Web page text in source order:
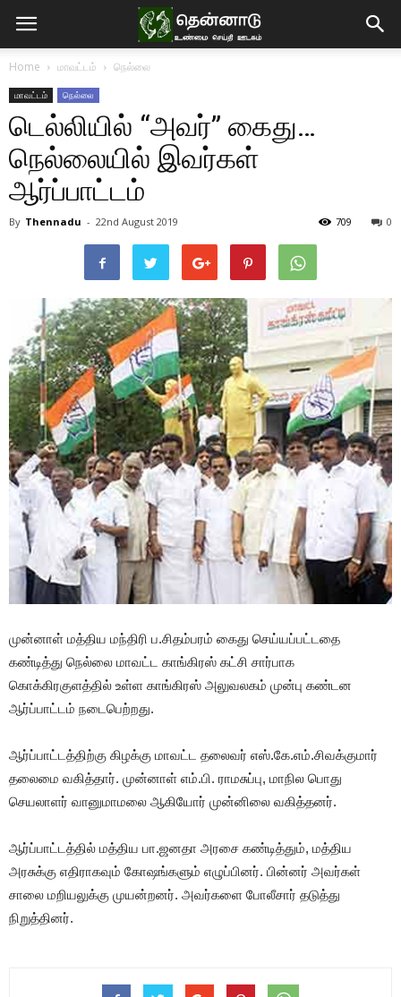
Home மாவட்டம் நெல்லை
மாவட்டம் நெல்லை
டெல்லியில் “அவர்” கைது…
நெல்லையில் இவர்கள்
ஆர்ப்பாட்டம்
By Thennadu - 22nd August 2019 0
709
முன்னாள் மத்திய மந்திரி ப.சிதம்பரம் கைது செய்யப்பட்டதை
கண்டித்து நெல்லை மாவட்ட காங்கிரஸ் கட்சி சார்பாக
கொக்கிரகுளத்தில் உள்ள காங்கிரஸ் அலுவலகம் முன்பு கண்டன
ஆர்ப்பாட்டம் நடைபெற்றது.
ஆர்ப்பாட்டத்திற்கு கிழக்கு மாவட்ட தலைவர் எஸ்.கே.எம்.சிவக்குமார்
தலைமை வகித்தார். முன்னாள் எம்.பி. ராமசுப்பு, மாநில பொது
செயலாளர் வானுமாமலை ஆகியோர் முன்னிலை வகித்தனர்.
ஆர்ப்பாட்டத்தில் மத்திய பா.ஜனதா அரசை கண்டித்தும், மத்திய
அரசுக்கு எதிராகவும் கோ‌ஷங்களும் எழுப்பினர். பின்னர் அவர்கள்
சாலை மறியலுக்கு முயன்றனர். அவர்களை போலீசார் தடுத்து
நிறுத்தினர்.